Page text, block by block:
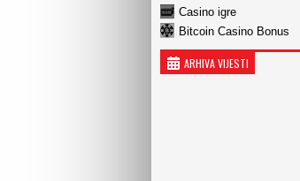
Casino igre
Bitcoin Casino Bonus
ARHIVA VIJESTI